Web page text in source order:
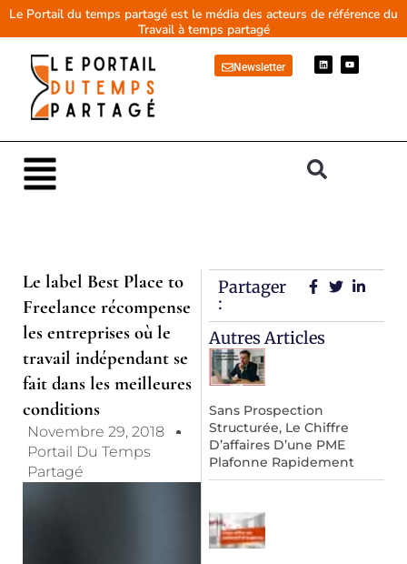
AllerLe Portail du temps partagé est le média des acteurs de référence du
Travail à temps partagé
Newsletter
L
i
n
Y
o
u
Main
Menu
Le label Best Place to
Freelance récompense
les entreprises où le
travail indépendant se
fait dans les meilleures
conditions
Novembre 29, 2018
Portail Du Temps
Partagé
Partager
:
Autres Articles
Sans Prospection
Structurée, Le Chiffre
D’affaires D’une PME
Plafonne Rapidement